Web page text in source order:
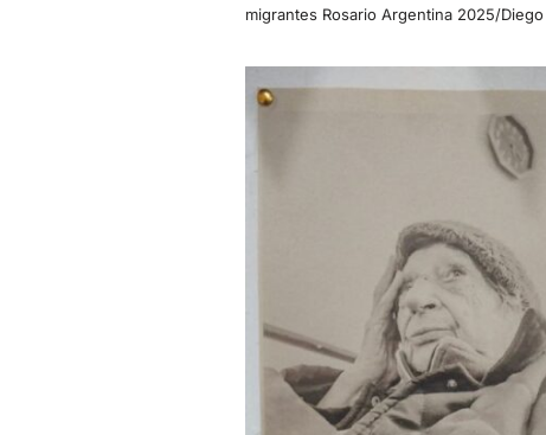
migrantes Rosario Argentina 2025/